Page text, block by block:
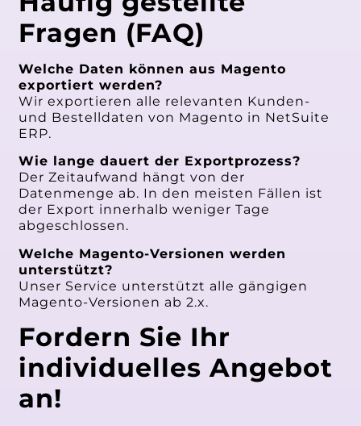
Fragen (FAQ)
Welche Daten können aus Magento
exportiert werden?
Wir exportieren alle relevanten Kunden-
und Bestelldaten von Magento in NetSuite
ERP.
Wie lange dauert der Exportprozess?
Der Zeitaufwand hängt von der
Datenmenge ab. In den meisten Fällen ist
der Export innerhalb weniger Tage
abgeschlossen.
Welche Magento-Versionen werden
unterstützt?
Unser Service unterstützt alle gängigen
Magento-Versionen ab 2.x.
Fordern Sie Ihr
individuelles Angebot
an!